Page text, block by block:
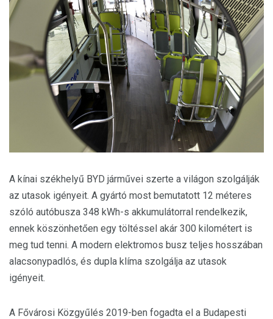
A kínai székhelyű BYD járművei szerte a világon szolgálják
az utasok igényeit. A gyártó most bemutatott 12 méteres
szóló autóbusza 348 kWh-s akkumulátorral rendelkezik,
ennek köszönhetően egy töltéssel akár 300 kilométert is
meg tud tenni. A modern elektromos busz teljes hosszában
alacsonypadlós, és dupla klíma szolgálja az utasok
igényeit.
A Fővárosi Közgyűlés 2019-ben fogadta el a Budapesti